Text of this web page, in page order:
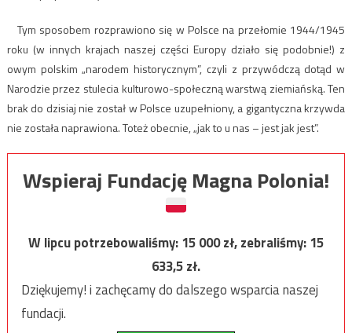
Tym sposobem rozprawiono się w Polsce na przełomie 1944/1945
roku (w innych krajach naszej części Europy działo się podobnie!) z
owym polskim „narodem historycznym”, czyli z przywódczą dotąd w
Narodzie przez stulecia kulturowo-społeczną warstwą ziemiańską. Ten
brak do dzisiaj nie został w Polsce uzupełniony, a gigantyczna krzywda
nie została naprawiona. Toteż obecnie, „jak to u nas – jest jak jest”.
Wspieraj Fundację Magna Polonia!
W lipcu potrzebowaliśmy:15 000zł, zebraliśmy:15
633,5zł.
Dziękujemy! i zachęcamy do dalszego wsparcia naszej
fundacji.